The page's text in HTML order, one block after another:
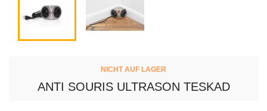
NICHT AUF LAGER
ANTI SOURIS ULTRASON TESKAD